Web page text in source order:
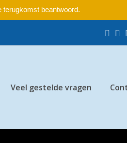
terugkomst beantwoord.
Veel gestelde vragen